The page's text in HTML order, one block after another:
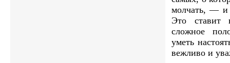
молчать, — и
Это ставит
сложное
уметь
вежливо и